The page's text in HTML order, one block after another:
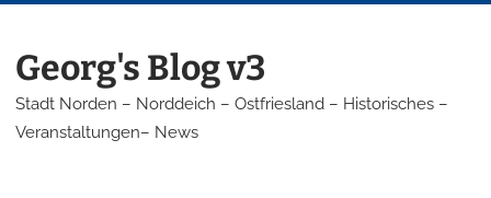
springen
Georg's Blog v3
Stadt Norden – Norddeich – Ostfriesland – Historisches –
Veranstaltungen– News